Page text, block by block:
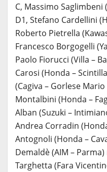
C, Massimo Saglimbeni
D1, Stefano Cardellini
Roberto Pietrella
Francesco Borgogelli
Paolo Fiorucci (Villa –
Carosi (Honda –
(Cagiva – Gorlese
Montalbini (Honda –
Alban (Suzuki –
Andrea Corradin
Antognoli (Honda –
Demaldè (AIM –
Targhetta (Fara